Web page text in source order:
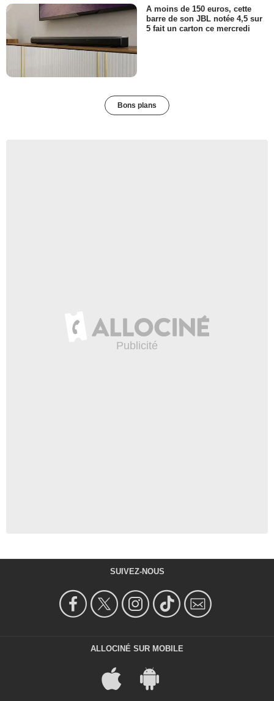
A moins de 150 euros, cette
barre de son JBL notée 4,5 sur
5 fait un carton ce mercredi
Bons plans
SUIVEZ-NOUS
ALLOCINÉ SUR MOBILE